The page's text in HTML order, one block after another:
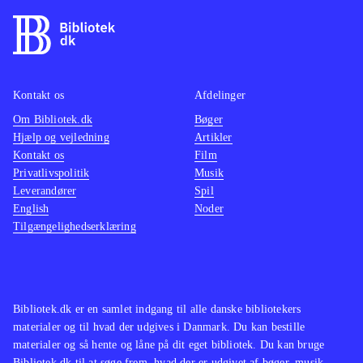
kraftig kænguru-stylte og som
slagvåben, til at forcere terrænet. De
grundigt, for der er mange
hemmeligheder og ædelsten gemt
overalt, samtidig med at der er
forhindringer og udfordrende boss'er
som skal overvindes. Musikken er
nænsomt opdateret og de originale
Disney-stemmer er topklasse
serien. Nærværende spil hører dog
kvalitetsmæssigt til helt i toppen.
Bibliotek.dk er en samlet indgang til alle danske bibliotekers
materialer og til hvad der udgives i Danmark. Du kan bestille
materialer og så hente og låne på dit eget bibliotek. Du kan bruge
Kontakt os
Om Bibliotek.dk
Hjælp og vejledning
Kontakt os
Privatlivspolitik
Leverandører
English
Tilgængelighedserklæring
Afdelinger
Bøger
Artikler
Film
Musik
Spil
Noder